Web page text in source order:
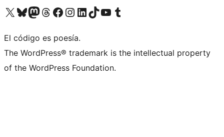
Visita nuestra cuenta de X (anteriormente Twitter)
Visita nuestra cuenta de Bluesky
Visita nuestra cuenta de Mastodon
Visita nuestra cuenta de Threads
Visita nuestra página de Facebook
Visita nuestra cuenta de Instagram
Visita nuestra cuenta de LinkedIn
Visita nuestra cuenta de TikTok
Visita nuestro canal de YouTube
Visita nuestra cuenta de Tumblr
El código es poesía.
The WordPress® trademark is the intellectual property
of the WordPress Foundation.